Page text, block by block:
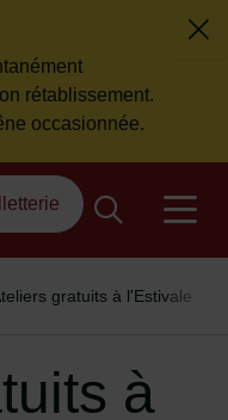
rétablissement.
occasionnée.
gratuits à l'Estivale
à